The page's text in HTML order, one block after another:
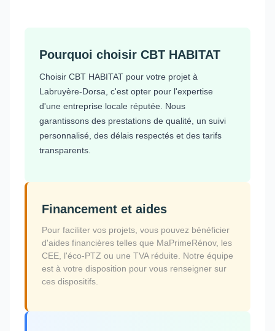
Pourquoi choisir CBT HABITAT
Choisir CBT HABITAT pour votre projet à
Labruyère-Dorsa, c'est opter pour l'expertise
d'une entreprise locale réputée. Nous
garantissons des prestations de qualité, un suivi
personnalisé, des délais respectés et des tarifs
transparents.
Financement et aides
Pour faciliter vos projets, vous pouvez bénéficier
d'aides financières telles que MaPrimeRénov, les
CEE, l'éco-PTZ ou une TVA réduite. Notre équipe
est à votre disposition pour vous renseigner sur
ces dispositifs.